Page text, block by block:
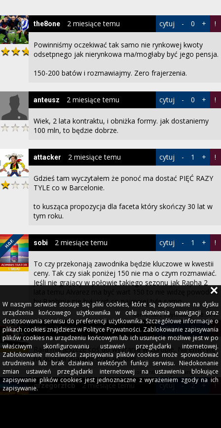
Powinniśmy oczekiwać tak samo nie rynkowej kwoty
odsetpnego jak nierynkowa ma/mogłaby być jego pensja.
150-200 batów i rozmawiajmy. Zero frajerzenia.
the8one 2 miesiące temu cytuj - 0 + !
Wiek, 2 lata kontraktu, i obniżka formy. jak dostaniemy
100 mln, to będzie dobrze.
anteusz 2 miesiące temu cytuj - 0 + !
Gdzieś tam wyczytałem że ponoć ma dostać PIĘĆ RAZY
TYLE co w Barcelonie.
to kusząca propozycja dla faceta który skończy 30 lat w
tym roku.
attacker 2 miesiące temu cytuj - 1 + !
To czy przekonają zawodnika będzie kluczowe w kwestii
ceny. Tak czy siak poniżej 150 nie ma o czym rozmawiać.
Jeśli nie grający w połowie takiego sezonu jak Rapha 2
lata temu Alvarez ma być wart 150 to nie widzę powodów
by Raphinia nie był wart co najmniej tyle samo.
komentarz edytowany - 08:54:49
sobi 2 miesiące temu cytuj - 1 + !
Rafa ma jeszcze coś do wygrania w Europie. Na emerytę
na pustyni znajdzie czas później.
komentarz edytowany - 08:11:38
wpg 2 miesiące temu cytuj - 0 + !
grzegorzfcb 2 miesiące temu cytuj - 2 + !
W naszym serwisie stosuje się pliki cookies, które są zapisywane na dysku
urządzenia końcowego użytkownika w celu ułatwienia nawigacji oraz
dostosowania serwisu do preferencji użytkownika. Szczegółowe informacje o
plikach cookies znajdziesz w Polityce Prywatności. Zablokowanie zapisywania
plików cookies na urządzeniu końcowym lub ich usunięcie możliwe jest w po
właściwym skonfigurowaniu ustawień przeglądarki internetowej.
Zablokowanie możliwości zapisywania plików cookies może spowodować
utrudnienia lub brak działania niektórych funkcji serwisu. Niedokonanie
zmian ustawień przeglądarki internetowej na ustawienia blokujące
zapisywanie plików cookies jest jednoznaczne z wyrażeniem zgody na ich
zapisywanie.